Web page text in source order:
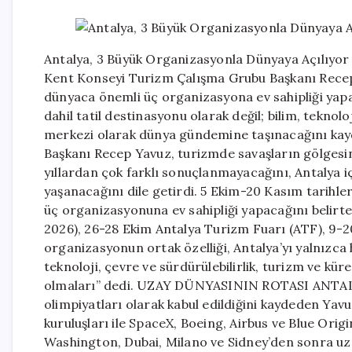
Antalya, 3 Büyük Organizasyonla Dünyaya
Kent Konseyi Turizm Çalışma Grubu Başkanı
dünyaca önemli üç organizasyona ev sahipliği
dahil tatil destinasyonu olarak değil; bilim,
merkezi olarak dünya gündemine taşınacağını
Başkanı Recep Yavuz, turizmde savaşların
yıllardan çok farklı sonuçlanmayacağını,
yaşanacağını dile getirdi. 5 Ekim-20 Kasım
üç organizasyonuna ev sahipliği yapacağını
2026), 26-28 Ekim Antalya Turizm Fuarı (ATF), 9-
organizasyonun ortak özelliği, Antalya’yı
teknoloji, çevre ve sürdürülebilirlik, turizm ve
olmaları” dedi. UZAY DÜNYASININ ROTASI
olimpiyatları olarak kabul edildiğini kaydeden
kuruluşları ile SpaceX, Boeing, Airbus ve Blue
Washington, Dubai, Milano ve Sidney’den sonra